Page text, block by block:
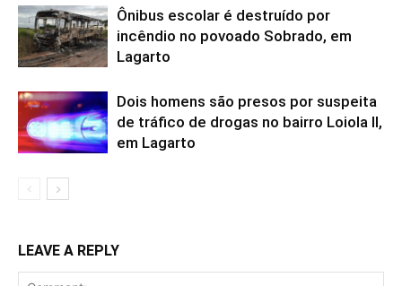
Ônibus escolar é destruído por
incêndio no povoado Sobrado, em
Lagarto
Dois homens são presos por suspeita
de tráfico de drogas no bairro Loiola II,
em Lagarto
LEAVE A REPLY